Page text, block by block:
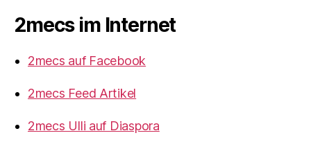
2mecs im Internet
2mecs auf Facebook
2mecs Feed Artikel
2mecs Ulli auf Diaspora